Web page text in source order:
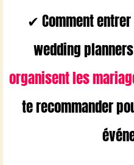
✔ Comment
wedding planners
organisent les
te recommander